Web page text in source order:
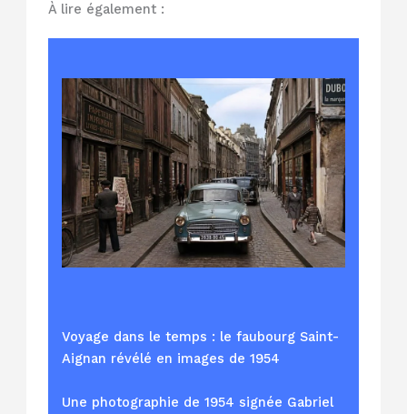
À lire également :
Voyage dans le temps : le faubourg Saint-
Aignan révélé en images de 1954
Une photographie de 1954 signée Gabriel